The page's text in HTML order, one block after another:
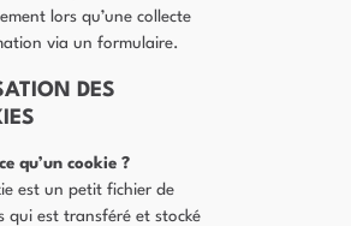
lors qu’une collecte
via un formulaire.
DES
qu’un cookie ?
est un petit fichier de
qui est transféré et stocké